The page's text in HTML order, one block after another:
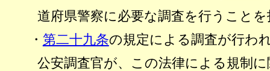
道府県警察に必要な調査を行うこと
・ 第二十九条の規定による調査が行わ
公安調査官が、この法律による規制